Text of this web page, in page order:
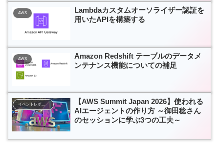
AWS
Lambdaカスタムオーソライザー認証を
用いたAPIを構築する
AWS
Amazon Redshift テーブルのデータメ
ンテナンス機能についての補足
イベントレポート
【AWS Summit Japan 2026】使われる
AIエージェントの作り方 ～御田稔さん
のセッションに学ぶ3つの工夫～